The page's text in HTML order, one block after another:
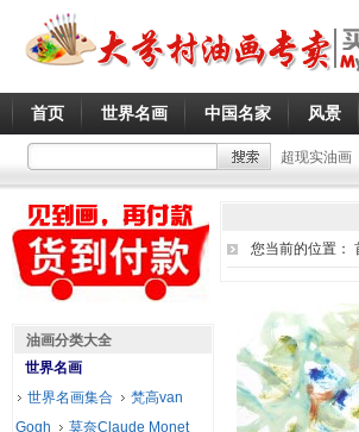
首页 世界名画 中国名家 风景
超现实油画
您当前的位置：
油画分类大全
世界名画
世界名画集合
梵高van
Gogh
莫奈Claude Monet